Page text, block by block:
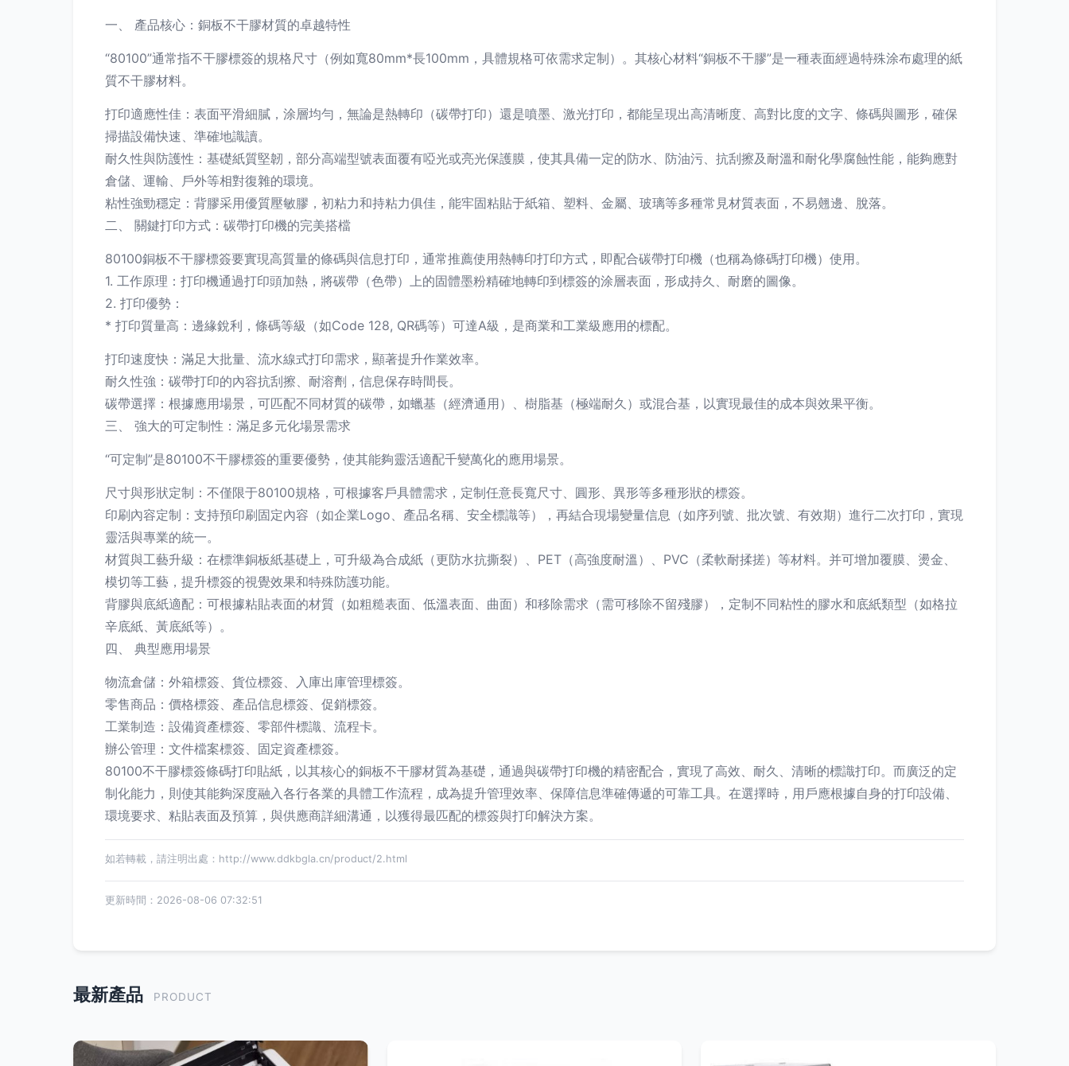
一、 產品核心：銅板不干膠材質的卓越特性
“80100”通常指不干膠標簽的規格尺寸（例如寬80mm*長100mm，具體規格可依需求定制）。其核心材料“銅板不干膠”是一種表面經過特殊涂布處理的紙
質不干膠材料。
打印適應性佳：表面平滑細膩，涂層均勻，無論是熱轉印（碳帶打印）還是噴墨、激光打印，都能呈現出高清晰度、高對比度的文字、條碼與圖形，確保
掃描設備快速、準確地識讀。
耐久性與防護性：基礎紙質堅韌，部分高端型號表面覆有啞光或亮光保護膜，使其具備一定的防水、防油污、抗刮擦及耐溫和耐化學腐蝕性能，能夠應對
倉儲、運輸、戶外等相對復雜的環境。
粘性強勁穩定：背膠采用優質壓敏膠，初粘力和持粘力俱佳，能牢固粘貼于紙箱、塑料、金屬、玻璃等多種常見材質表面，不易翹邊、脫落。
二、 關鍵打印方式：碳帶打印機的完美搭檔
80100銅板不干膠標簽要實現高質量的條碼與信息打印，通常推薦使用熱轉印打印方式，即配合碳帶打印機（也稱為條碼打印機）使用。
1. 工作原理：打印機通過打印頭加熱，將碳帶（色帶）上的固體墨粉精確地轉印到標簽的涂層表面，形成持久、耐磨的圖像。
2. 打印優勢：
* 打印質量高：邊緣銳利，條碼等級（如Code 128, QR碼等）可達A級，是商業和工業級應用的標配。
打印速度快：滿足大批量、流水線式打印需求，顯著提升作業效率。
耐久性強：碳帶打印的內容抗刮擦、耐溶劑，信息保存時間長。
碳帶選擇：根據應用場景，可匹配不同材質的碳帶，如蠟基（經濟通用）、樹脂基（極端耐久）或混合基，以實現最佳的成本與效果平衡。
三、 強大的可定制性：滿足多元化場景需求
“可定制”是80100不干膠標簽的重要優勢，使其能夠靈活適配千變萬化的應用場景。
尺寸與形狀定制：不僅限于80100規格，可根據客戶具體需求，定制任意長寬尺寸、圓形、異形等多種形狀的標簽。
印刷內容定制：支持預印刷固定內容（如企業Logo、產品名稱、安全標識等），再結合現場變量信息（如序列號、批次號、有效期）進行二次打印，實現
靈活與專業的統一。
材質與工藝升級：在標準銅板紙基礎上，可升級為合成紙（更防水抗撕裂）、PET（高強度耐溫）、PVC（柔軟耐揉搓）等材料。并可增加覆膜、燙金、
模切等工藝，提升標簽的視覺效果和特殊防護功能。
背膠與底紙適配：可根據粘貼表面的材質（如粗糙表面、低溫表面、曲面）和移除需求（需可移除不留殘膠），定制不同粘性的膠水和底紙類型（如格拉
辛底紙、黃底紙等）。
四、 典型應用場景
物流倉儲：外箱標簽、貨位標簽、入庫出庫管理標簽。
零售商品：價格標簽、產品信息標簽、促銷標簽。
工業制造：設備資產標簽、零部件標識、流程卡。
辦公管理：文件檔案標簽、固定資產標簽。
80100不干膠標簽條碼打印貼紙，以其核心的銅板不干膠材質為基礎，通過與碳帶打印機的精密配合，實現了高效、耐久、清晰的標識打印。而廣泛的定
制化能力，則使其能夠深度融入各行各業的具體工作流程，成為提升管理效率、保障信息準確傳遞的可靠工具。在選擇時，用戶應根據自身的打印設備、
環境要求、粘貼表面及預算，與供應商詳細溝通，以獲得最匹配的標簽與打印解決方案。
如若轉載，請注明出處：http://www.ddkbgla.cn/product/2.html
更新時間：2026-08-06 07:32:51
最新產品 PRODUCT